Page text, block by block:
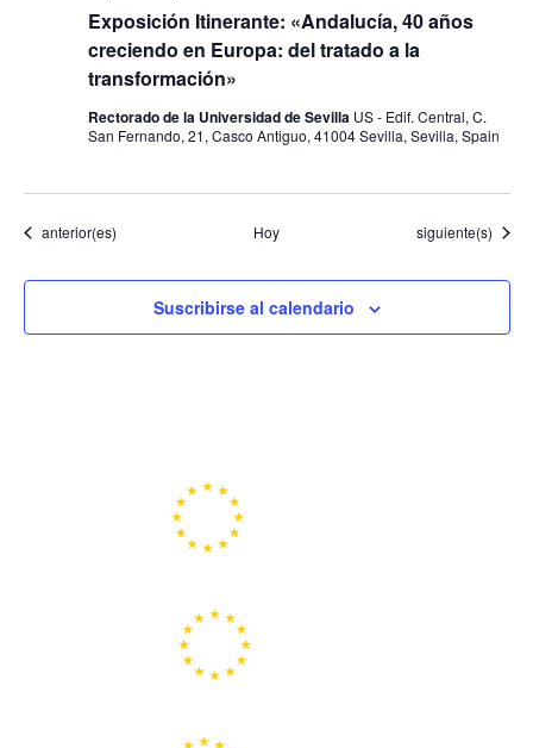
Exposición Itinerante: «Andalucía, 40 años
creciendo en Europa: del tratado a la
transformación»
Rectorado de la Universidad de Sevilla US - Edif. Central, C.
San Fernando, 21, Casco Antiguo, 41004 Sevilla, Sevilla, Spain
Eventos
anterior(es) Hoy Eventos
siguiente(s)
Suscribirse al calendario